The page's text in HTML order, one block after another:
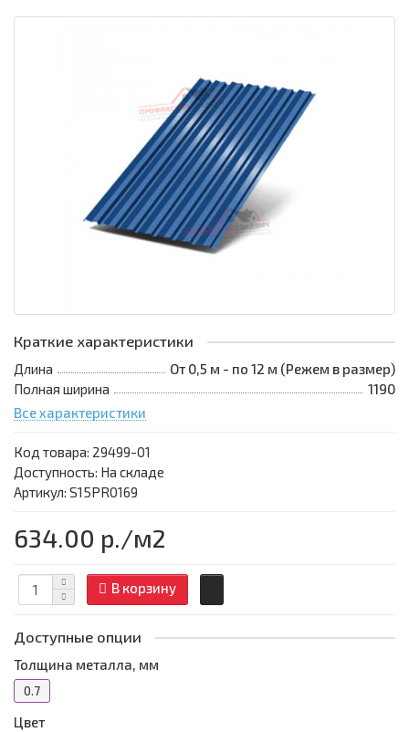
Краткие характеристики
Длина
От 0,5 м - по 12 м (Режем в размер)
Полная ширина
1190
Все характеристики
Код товара: 29499-01
Доступность: На складе
Артикул: S15PR0169
634.00 р./м2
В корзину
Доступные опции
Толщина металла, мм
0.7
Цвет